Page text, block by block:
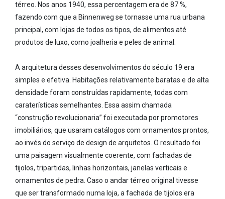
térreo. Nos anos 1940, essa percentagem era de 87 %,
fazendo com que a Binnenweg se tornasse uma rua urbana
principal, com lojas de todos os tipos, de alimentos até
produtos de luxo, como joalheria e peles de animal.
A arquitetura desses desenvolvimentos do século 19 era
simples e efetiva. Habitações relativamente baratas e de alta
densidade foram construídas rapidamente, todas com
caraterísticas semelhantes. Essa assim chamada
“construção revolucionaria” foi executada por promotores
imobiliários, que usaram catálogos com ornamentos prontos,
ao invés do serviço de design de arquitetos. O resultado foi
uma paisagem visualmente coerente, com fachadas de
tijolos, tripartidas, linhas horizontais, janelas verticais e
ornamentos de pedra. Caso o andar térreo original tivesse
que ser transformado numa loja, a fachada de tijolos era